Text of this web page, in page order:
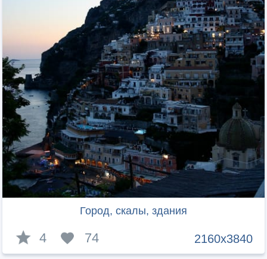
Город, скалы, здания
2160x3840
4 74